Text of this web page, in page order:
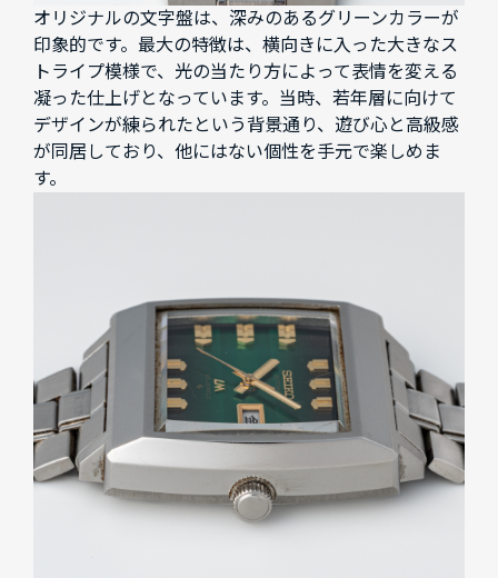
オリジナルの文字盤は、深みのあるグリーンカラーが
印象的です。最大の特徴は、横向きに入った大きなス
トライプ模様で、光の当たり方によって表情を変える
凝った仕上げとなっています。当時、若年層に向けて
デザインが練られたという背景通り、遊び心と高級感
が同居しており、他にはない個性を手元で楽しめま
す。